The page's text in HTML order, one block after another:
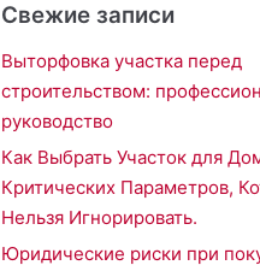
Свежие записи
Выторфовка участка перед
строительством:
руководство
Как Выбрать Участок для
Критических Параметров,
Нельзя Игнорировать.
Юридические риски при